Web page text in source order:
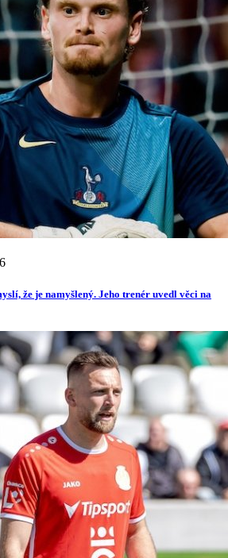
že je namyšlený. Jeho trenér uvedl věci na